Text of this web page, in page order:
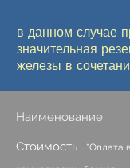
в данном случае
значительная
железы в
Наименование
Стоимость
*Оплата